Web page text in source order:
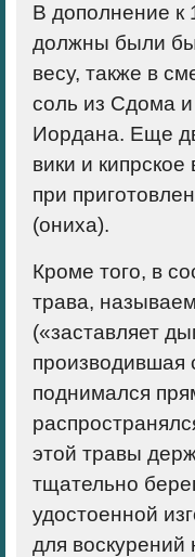
В дополнение к
должны были
весу, также в
соль из Сдома
Иордана. Еще
вики и
при
(ониха).
Кроме того, в
трава,
(«заставляет
производившая
поднимался
этой травы
тщательно
удостоенной
для воскурений